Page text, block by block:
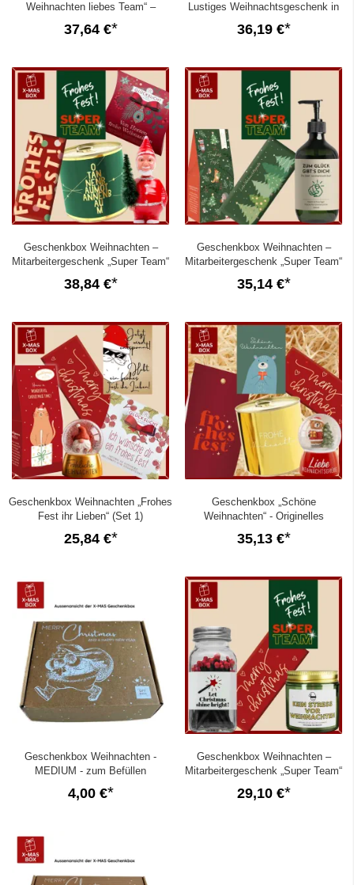
Weihnachten liebes Team“ –
Mitarbeitergeschenk (Set 1)
37,64 €
Lustiges Weihnachtsgeschenk in
der Box (Set 1)
36,19 €
Geschenkbox Weihnachten –
Mitarbeitergeschenk „Super Team“
38,84 €
Geschenkbox Weihnachten –
Mitarbeitergeschenk „Super Team“
35,14 €
Geschenkbox Weihnachten „Frohes
Fest ihr Lieben“ (Set 1)
25,84 €
Geschenkbox „Schöne
Weihnachten“ - Originelles
Weihnachtsgeschenk (Bär – Set 1)
35,13 €
Geschenkbox Weihnachten -
MEDIUM - zum Befüllen
4,00 €
Geschenkbox Weihnachten –
Mitarbeitergeschenk „Super Team“
29,10 €